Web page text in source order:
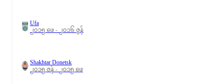
Ufa
၂၀၁၅ ဖေ - ၂၀၁၆ ဇွန်
Shakhtar Donetsk
၂၀၁၅ ဇန် - ၂၀၁၅ ဖေ